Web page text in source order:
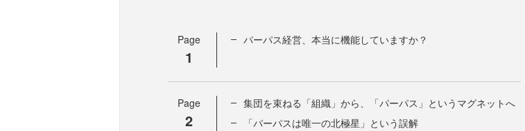
Page
1
パーパス経営、本当に機能していますか？
Page
2
集団を束ねる「組織」から、「パーパス」というマグネットへ
「パーパスは唯一の北極星」という誤解